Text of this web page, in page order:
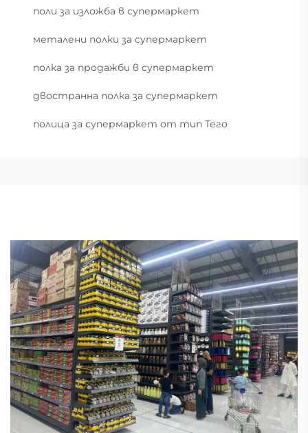
поли за изложба в супермаркет
металени полки за супермаркет
полка за продажби в супермаркет
двостранна полка за супермаркет
полица за супермаркет от тип Тего